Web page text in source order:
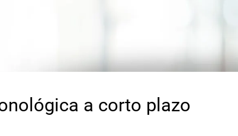
a corto plazo